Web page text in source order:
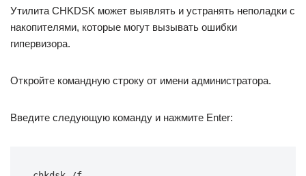
Утилита CHKDSK может выявлять и устранять неполадки с
накопителями, которые могут вызывать ошибки
гипервизора.
Откройте командную строку от имени администратора.
Введите следующую команду и нажмите Enter: